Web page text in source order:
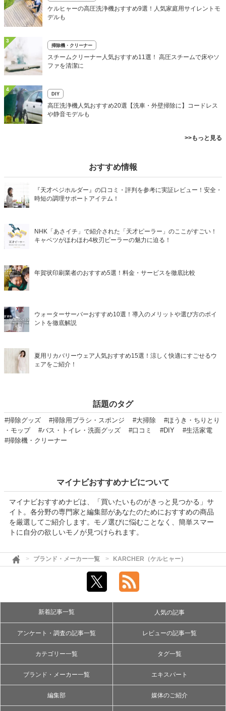
ケルヒャーの高圧洗浄機おすすめ9選！人気家庭用サイレントモ
デルも
3
掃除機・クリーナー
スチームクリーナー人気おすすめ11選！ 高圧スチームで床やソ
ファを清潔に
4
DIY
高圧洗浄機人気おすすめ20選【洗車・外壁掃除に】コードレス
や静音モデルも
>>もっと見る
おすすめ情報
『天才ベジホルダー』の口コミ・評判を参考に実証レビュー！安全・
時短の調理サポートアイテム！
NHK「あさイチ」で紹介された「天才ピーラー」のここがすごい！
キャベツがほわほわ4枚刃ピーラーの魅力に迫る！
年賀状印刷業者のおすすめ5選！料金・サービスを徹底比較
ウォーターサーバーおすすめ10選！導入のメリットや選び方のポイ
ントを徹底解説
夏用リカバリーウェア人気おすすめ15選！涼しく快適にすごせるウ
ェアをご紹介！
話題のタグ
#掃除グッズ #掃除用ブラシ・スポンジ #大掃除
#ほうき・ちりとり
・モップ
#バス・トイレ・洗面グッズ #口コミ #DIY
#生活家電
#掃除機・クリーナー
マイナビおすすめナビについて
マイナビおすすめナビは、「買いたいものがきっと見つかる」サ
イト。各分野の専門家と編集部があなたのためにおすすめの商品
を厳選してご紹介します。モノ選びに悩むことなく、簡単スマー
トに自分の欲しいモノが見つけられます。
ブランド・メーカー一覧 KARCHER（ケルヒャー）
新着記事一覧 人気の記事
アンケート・調査の記事一覧 レビューの記事一覧
カテゴリー一覧 タグ一覧
ブランド・メーカー一覧 エキスパート
編集部 媒体のご紹介